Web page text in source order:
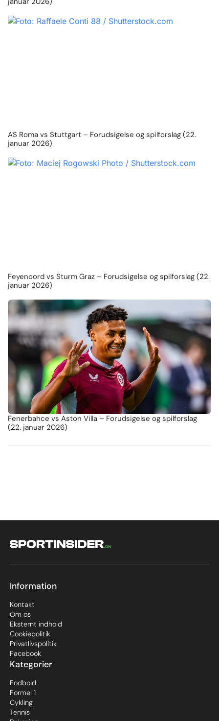
AS Roma vs Stuttgart – Forudsigelse og spilforslag (22.
januar 2026)
Feyenoord vs Sturm Graz – Forudsigelse og spilforslag (22.
januar 2026)
Fenerbahce vs Aston Villa – Forudsigelse og spilforslag
(22. januar 2026)
Kategorier
Fodbold
Formel 1
Cykling
Tennis
Information
Kontakt
Om os
Eksternt indhold
Cookiepolitik
Privatlivspolitik
Facebook